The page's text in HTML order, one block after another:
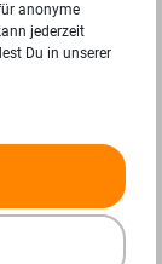
anonyme
jederzeit
Du in unserer